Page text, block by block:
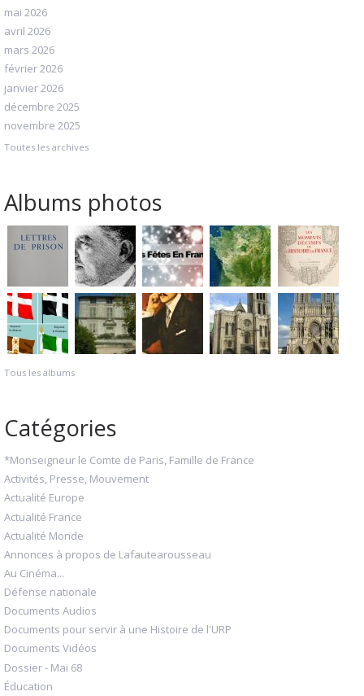
mai 2026
avril 2026
mars 2026
février 2026
janvier 2026
décembre 2025
novembre 2025
Toutes les archives
Albums photos
Tous les albums
Catégories
*Monseigneur le Comte de Paris, Famille de France
Activités, Presse, Mouvement
Actualité Europe
Actualité France
Actualité Monde
Annonces à propos de Lafautearousseau
Au Cinéma...
Défense nationale
Documents Audios
Documents pour servir à une Histoire de l'URP
Documents Vidéos
Dossier - Mai 68
Éducation